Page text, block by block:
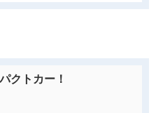
クトカー！